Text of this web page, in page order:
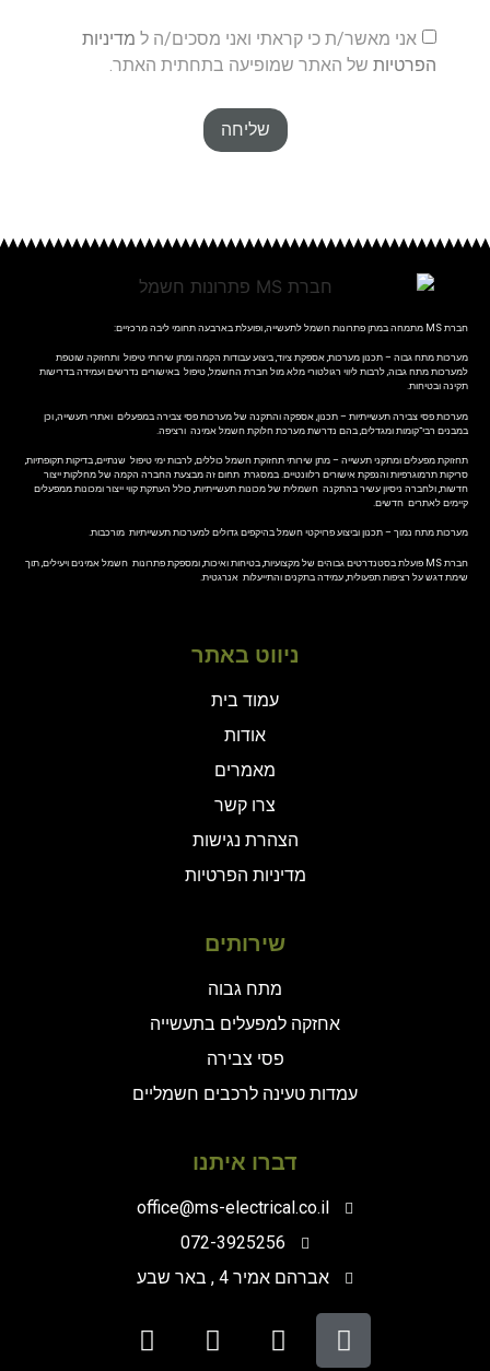
אני מאשר/ת כי קראתי ואני מסכים/ה ל מדיניות
הפרטיות של האתר שמופיעה בתחתית האתר.
שליחה
חברת MS מתמחה במתן פתרונות חשמל לתעשייה, ופועלת בארבעה תחומי ליבה מרכזיים:
מערכות מתח גבוה – תכנון מערכות, אספקת ציוד, ביצוע עבודות הקמה ומתן שירותי טיפול ותחזוקה שוטפת
למערכות מתח גבוה, לרבות ליווי רגולטורי מלא מול חברת החשמל, טיפול באישורים נדרשים ועמידה בדרישות
תקינה ובטיחות.
מערכות פסי צבירה תעשייתיות – תכנון, אספקה והתקנה של מערכות פסי צבירה במפעלים ואתרי תעשייה, וכן
במבנים רבי־קומות ומגדלים, בהם נדרשת מערכת חלוקת חשמל אמינה ורציפה.
תחזוקת מפעלים ומתקני תעשייה – מתן שירותי תחזוקת חשמל כוללים, לרבות ימי טיפול שנתיים, בדיקות תקופתיות,
סריקות תרמוגרפיות והנפקת אישורים רלוונטיים. במסגרת תחום זה מבצעת החברה הקמה של מחלקות ייצור
חדשות, ולחברה ניסיון עשיר בהתקנה חשמלית של מכונות תעשייתיות, כולל העתקת קווי ייצור ומכונות ממפעלים
קיימים לאתרים חדשים.
מערכות מתח נמוך – תכנון וביצוע פרויקטי חשמל בהיקפים גדולים למערכות תעשייתיות מורכבות.
חברת MS פועלת בסטנדרטים גבוהים של מקצועיות, בטיחות ואיכות, ומספקת פתרונות חשמל אמינים ויעילים, תוך
שימת דגש על רציפות תפעולית, עמידה בתקנים והתייעלות אנרגטית.
ניווט באתר
עמוד בית
אודות
מאמרים
צרו קשר
הצהרת נגישות
מדיניות הפרטיות
שירותים
מתח גבוה
אחזקה למפעלים בתעשייה
פסי צבירה
עמדות טעינה לרכבים חשמליים
דברו איתנו
office@ms-electrical.co.il
072-3925256
אברהם אמיר 4 , באר שבע